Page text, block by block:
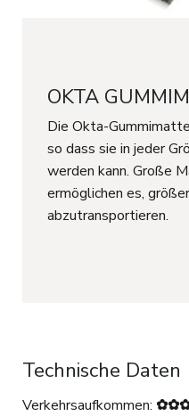
OKTA
Die Okta-
so dass sie in jeder
werden kann. Große
ermöglichen es,
abzutransportieren.
Technische Daten
Verkehrsaufkommen: